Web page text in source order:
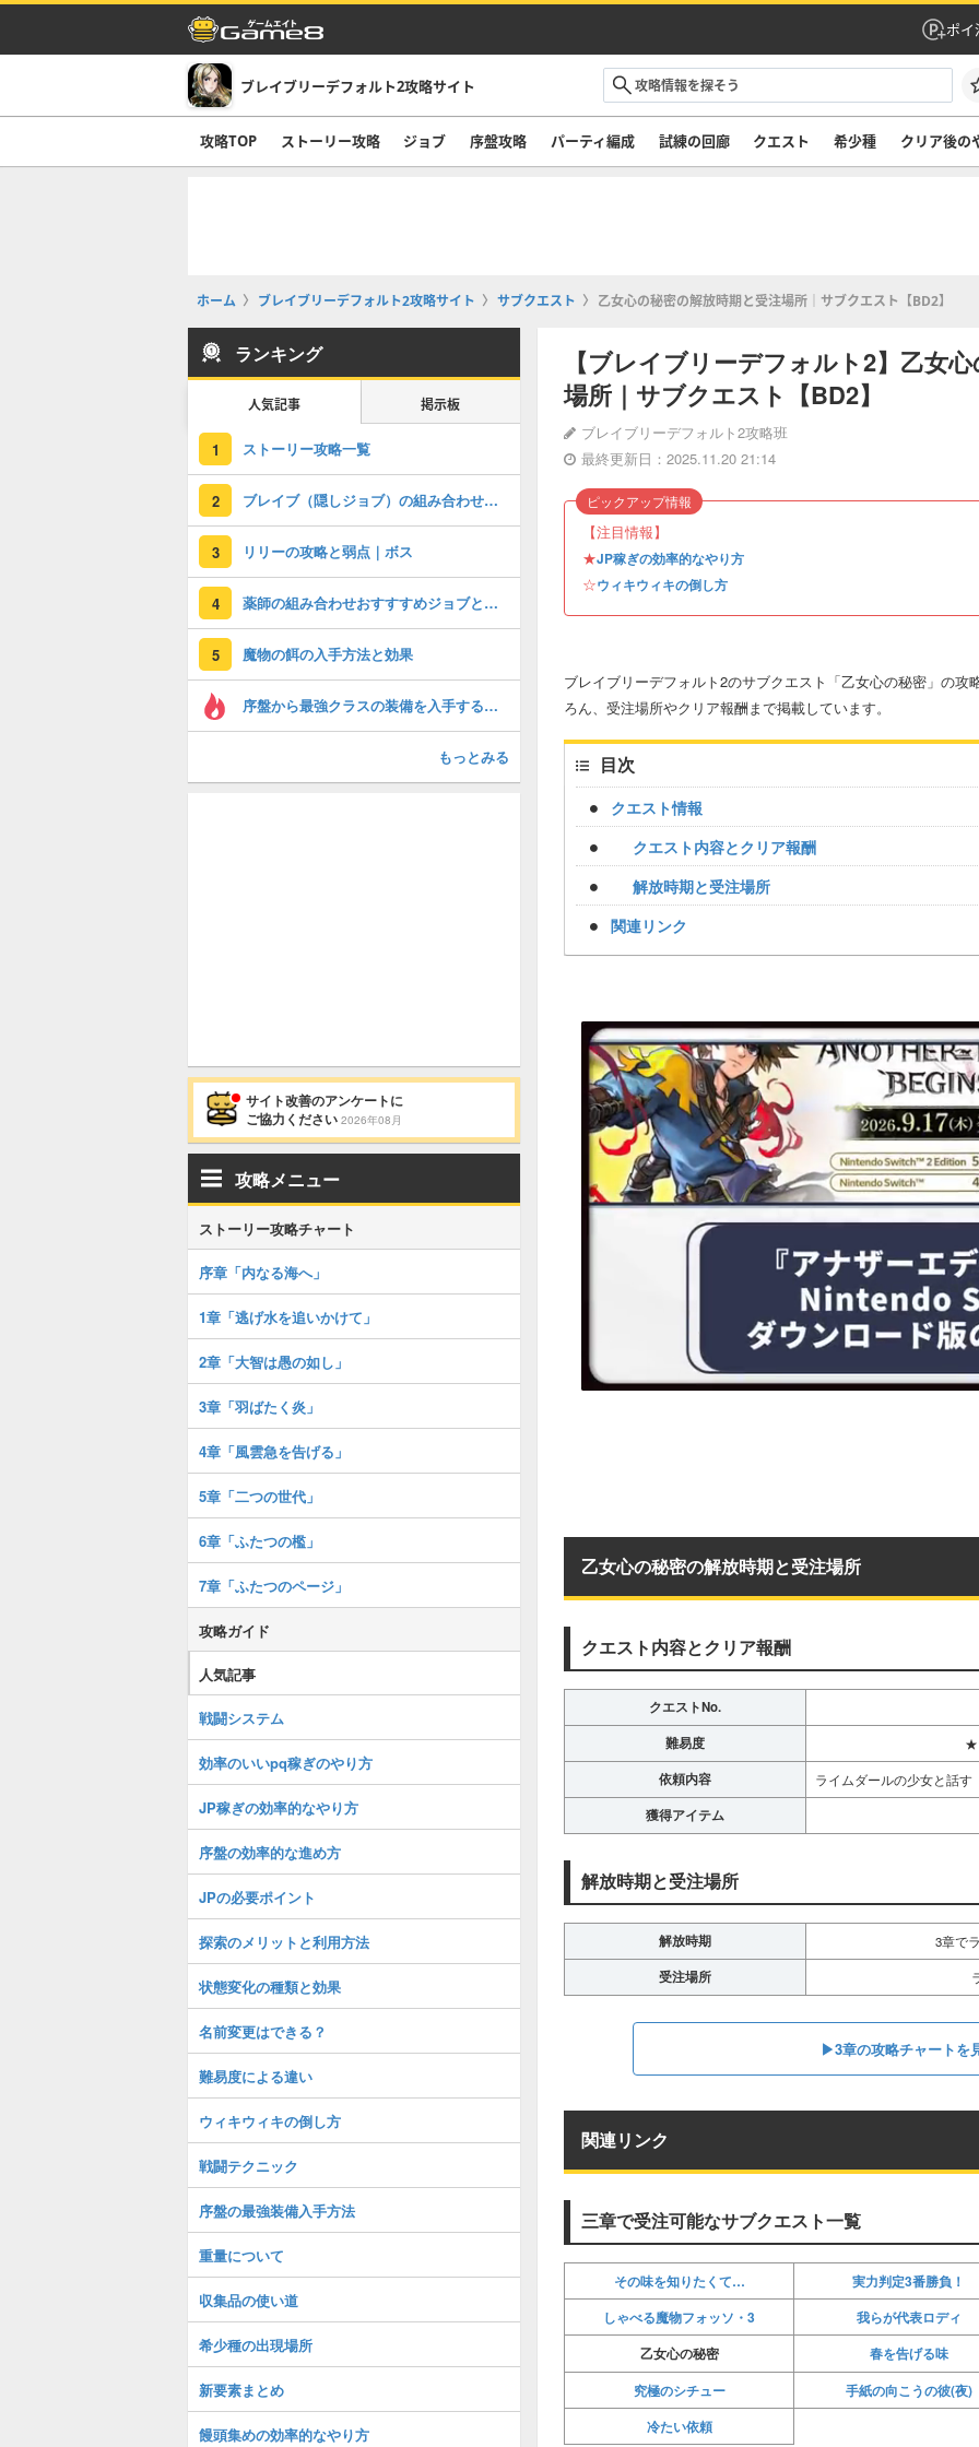
ポイ
ブレイブリーデフォルト2攻略サイト
攻略TOP ストーリー攻略 ジョブ 序盤攻略 パーティ編成 試練の回廊 クエスト 希少種 クリア後の
ホーム ブレイブリーデフォルト2攻略サイト サブクエスト 乙女心の秘密の解放時期と受注場所｜サブクエスト【BD2】
【ブレイブリーデフォルト2】乙女
場所｜サブクエスト【BD2】
ブレイブリーデフォルト2攻略班
最終更新日：2025.11.20 21:14
【注目情報】
★JP稼ぎの効率的なやり方
☆ウィキウィキの倒し方
ピックアップ情報
ブレイブリーデフォルト2のサブクエスト「乙女心の秘密」の
ろん、受注場所やクリア報酬まで掲載しています。
目次
クエスト情報
クエスト内容とクリア報酬
解放時期と受注場所
関連リンク
乙女心の秘密の解放時期と受注場所
クエスト内容とクリア報酬
クエストNo.
難易度
依頼内容 ライムダールの少女と話す
獲得アイテム
解放時期と受注場所
解放時期 3章で
受注場所
▶︎3章の攻略チャートを
関連リンク
三章で受注可能なサブクエスト一覧
その味を知りたくて…
実力判定3番勝負！
しゃべる魔物フォッソ・3
我らが代表ロディ
乙女心の秘密
春を告げる味
究極のシチュー
手紙の向こうの彼(夜)
冷たい依頼
ランキング
人気記事 掲示板
1 ストーリー攻略一覧
2 ブレイブ（隠しジョブ）の組み合わせおすすすめジョブと解放条件
3 リリーの攻略と弱点｜ボス
4 薬師の組み合わせおすすすめジョブと解放条件
5 魔物の餌の入手方法と効果
序盤から最強クラスの装備を入手する方法
もっとみる
サイト改善のアンケートに
ご協力ください 2026年08月
攻略メニュー
ストーリー攻略チャート
序章「内なる海へ」
1章「逃げ水を追いかけて」
2章「大智は愚の如し」
3章「羽ばたく炎」
4章「風雲急を告げる」
5章「二つの世代」
6章「ふたつの檻」
7章「ふたつのページ」
攻略ガイド
人気記事
戦闘システム
効率のいいpq稼ぎのやり方
JP稼ぎの効率的なやり方
序盤の効率的な進め方
JPの必要ポイント
探索のメリットと利用方法
状態変化の種類と効果
名前変更はできる？
難易度による違い
ウィキウィキの倒し方
戦闘テクニック
序盤の最強装備入手方法
重量について
収集品の使い道
希少種の出現場所
新要素まとめ
饅頭集めの効率的なやり方